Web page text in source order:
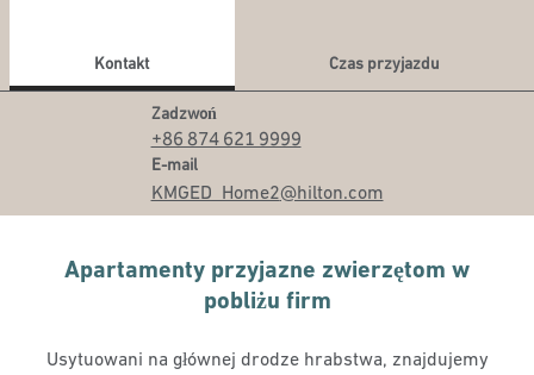
Kontakt
Czas przyjazdu
Zadzwoń
Rozmowa
+86 874 621 9999
E-mail
Email
KMGED_Home2@hilton.com
Apartamenty przyjazne zwierzętom w
pobliżu firm
Usytuowani na głównej drodze hrabstwa, znajdujemy